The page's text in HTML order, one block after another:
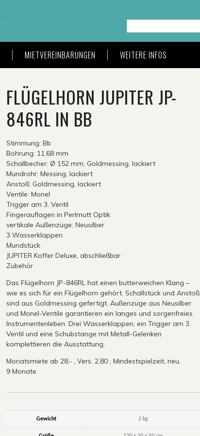
MIETVEREINBARUNGEN WEITERE INFOS
FLÜGELHORN JUPITER JP-
846RL IN BB
Stimmung: Bb
Bohrung: 11,68 mm
Schallbecher: Ø 152 mm, Goldmessing, lackiert
Mundrohr: Messing, lackiert
Anstoß: Goldmessing, lackiert
Ventile: Monel
Trigger am 3. Ventil
Fingerauflagen in Perlmutt Optik
vertikale Außenzüge: Neusilber
3 Wasserklappen
Mundstück
JUPITER Koffer Deluxe, abschließbar
Zubehör
Das Flügelhorn JP-846RL hat einen butterweichen Klang –
wie es sich für ein Flügelhorn gehört. Schallstück und Anstoß
sind aus Goldmessing gefertigt. Außenzüge aus Neusilber
und Monel-Ventile garantieren ein langes und sorgenfreies
Instrumentenleben. Drei Wasserklappen, ein Trigger am 3.
Ventil und eine Schubstange mit Metall-Gelenken
komplettieren die Ausstattung.
Monatsmiete ab 28.- , Vers. 2,80 ; Mindestspielzeit, neu,
9 Monate
Gewicht 2 kg